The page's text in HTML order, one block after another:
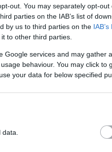
out. You may separately opt-out
parties on the IAB’s list of
by us to third parties on the
to other third parties.
Google services and may gather
behaviour. You may click to
your data for below specified
Νοέμβριο, σε μια
σταθμούς,
realities. Υπάρχει
επίσης κανάλι
μεταδοθούν
σειρές,
πρόγραμμα
θα εμπλακούν
κατατεθεί και ως
τέλη, αλλά στην